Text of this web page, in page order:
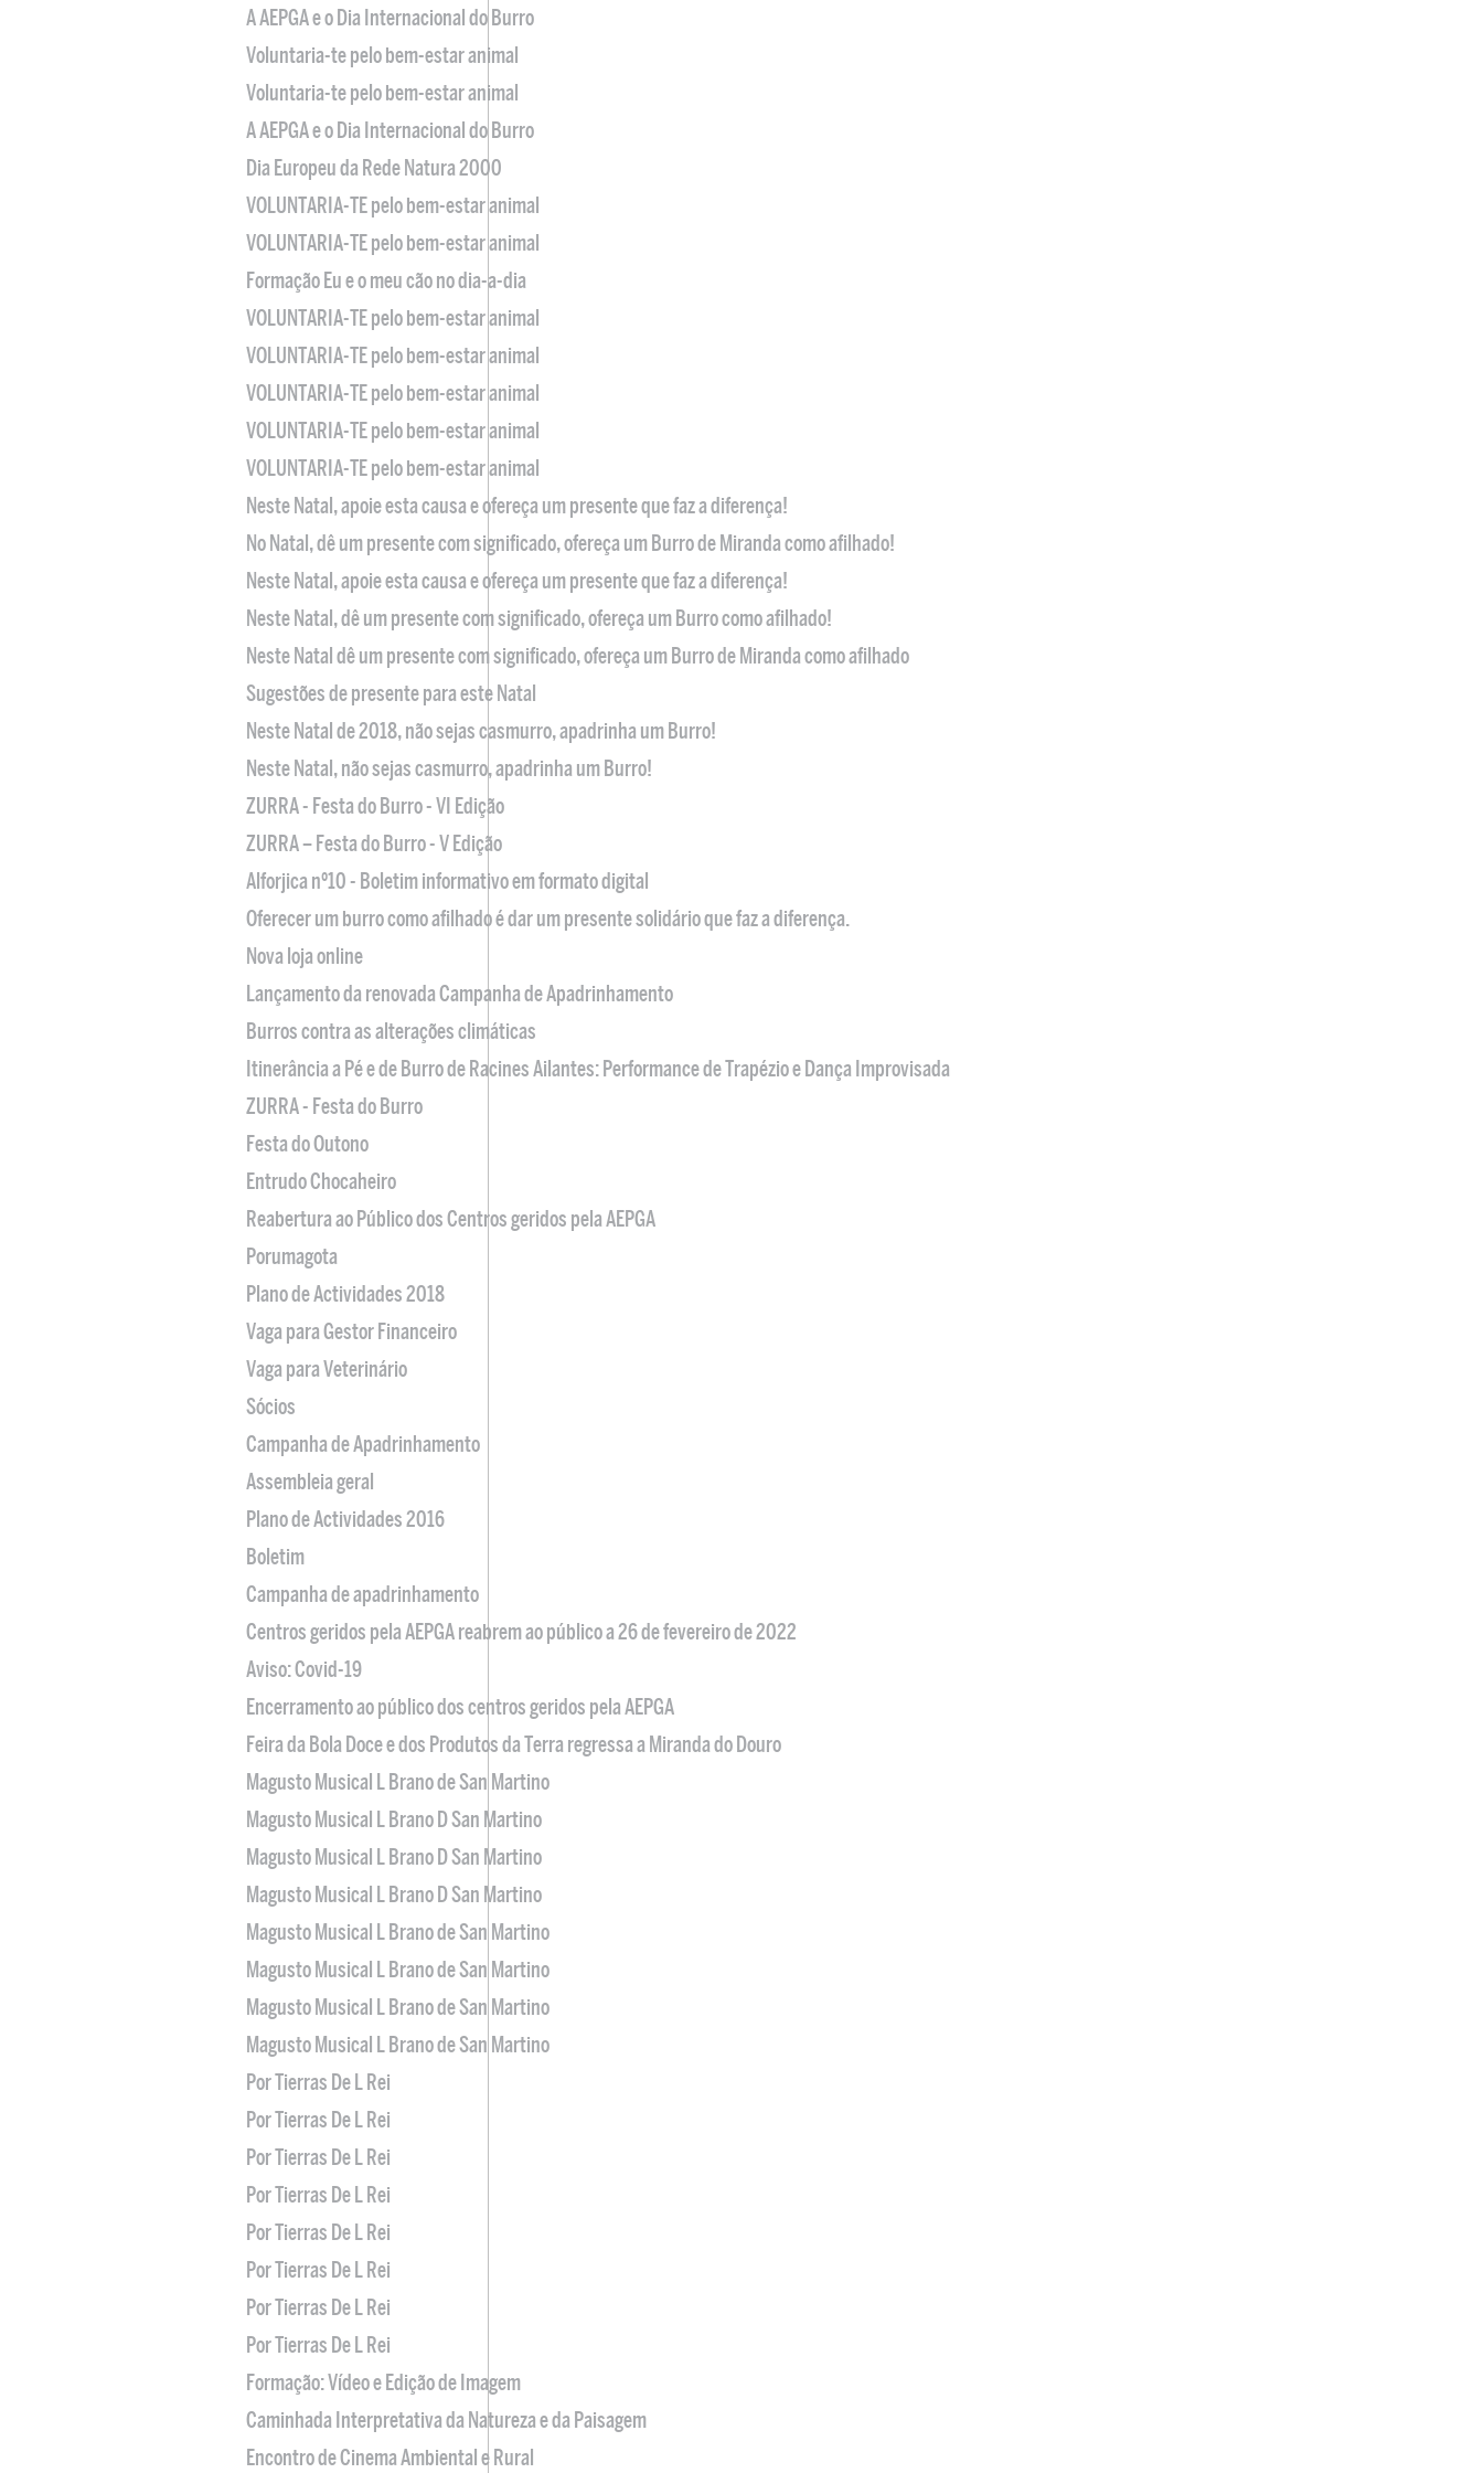
A AEPGA e o Dia Internacional do Burro
Voluntaria-te pelo bem-estar animal
Voluntaria-te pelo bem-estar animal
A AEPGA e o Dia Internacional do Burro
Dia Europeu da Rede Natura 2000
VOLUNTARIA-TE pelo bem-estar animal
VOLUNTARIA-TE pelo bem-estar animal
Formação Eu e o meu cão no dia-a-dia
VOLUNTARIA-TE pelo bem-estar animal
VOLUNTARIA-TE pelo bem-estar animal
VOLUNTARIA-TE pelo bem-estar animal
VOLUNTARIA-TE pelo bem-estar animal
VOLUNTARIA-TE pelo bem-estar animal
Neste Natal, apoie esta causa e ofereça um presente que faz a diferença!
No Natal, dê um presente com significado, ofereça um Burro de Miranda como afilhado!
Neste Natal, apoie esta causa e ofereça um presente que faz a diferença!
Neste Natal, dê um presente com significado, ofereça um Burro como afilhado!
Neste Natal dê um presente com significado, ofereça um Burro de Miranda como afilhado
Sugestões de presente para este Natal
Neste Natal de 2018, não sejas casmurro, apadrinha um Burro!
Neste Natal, não sejas casmurro, apadrinha um Burro!
ZURRA - Festa do Burro - VI Edição
ZURRA – Festa do Burro - V Edição
Alforjica nº10 - Boletim informativo em formato digital
Oferecer um burro como afilhado é dar um presente solidário que faz a diferença.
Nova loja online
Lançamento da renovada Campanha de Apadrinhamento
Burros contra as alterações climáticas
Itinerância a Pé e de Burro de Racines Ailantes: Performance de Trapézio e Dança Improvisada
ZURRA - Festa do Burro
Festa do Outono
Entrudo Chocaheiro
Reabertura ao Público dos Centros geridos pela AEPGA
Porumagota
Plano de Actividades 2018
Vaga para Gestor Financeiro
Vaga para Veterinário
Sócios
Campanha de Apadrinhamento
Assembleia geral
Plano de Actividades 2016
Boletim
Campanha de apadrinhamento
Centros geridos pela AEPGA reabrem ao público a 26 de fevereiro de 2022
Aviso: Covid-19
Encerramento ao público dos centros geridos pela AEPGA
Feira da Bola Doce e dos Produtos da Terra regressa a Miranda do Douro
Magusto Musical L Brano de San Martino
Magusto Musical L Brano D San Martino
Magusto Musical L Brano D San Martino
Magusto Musical L Brano D San Martino
Magusto Musical L Brano de San Martino
Magusto Musical L Brano de San Martino
Magusto Musical L Brano de San Martino
Magusto Musical L Brano de San Martino
Por Tierras De L Rei
Por Tierras De L Rei
Por Tierras De L Rei
Por Tierras De L Rei
Por Tierras De L Rei
Por Tierras De L Rei
Por Tierras De L Rei
Por Tierras De L Rei
Formação: Vídeo e Edição de Imagem
Caminhada Interpretativa da Natureza e da Paisagem
Encontro de Cinema Ambiental e Rural